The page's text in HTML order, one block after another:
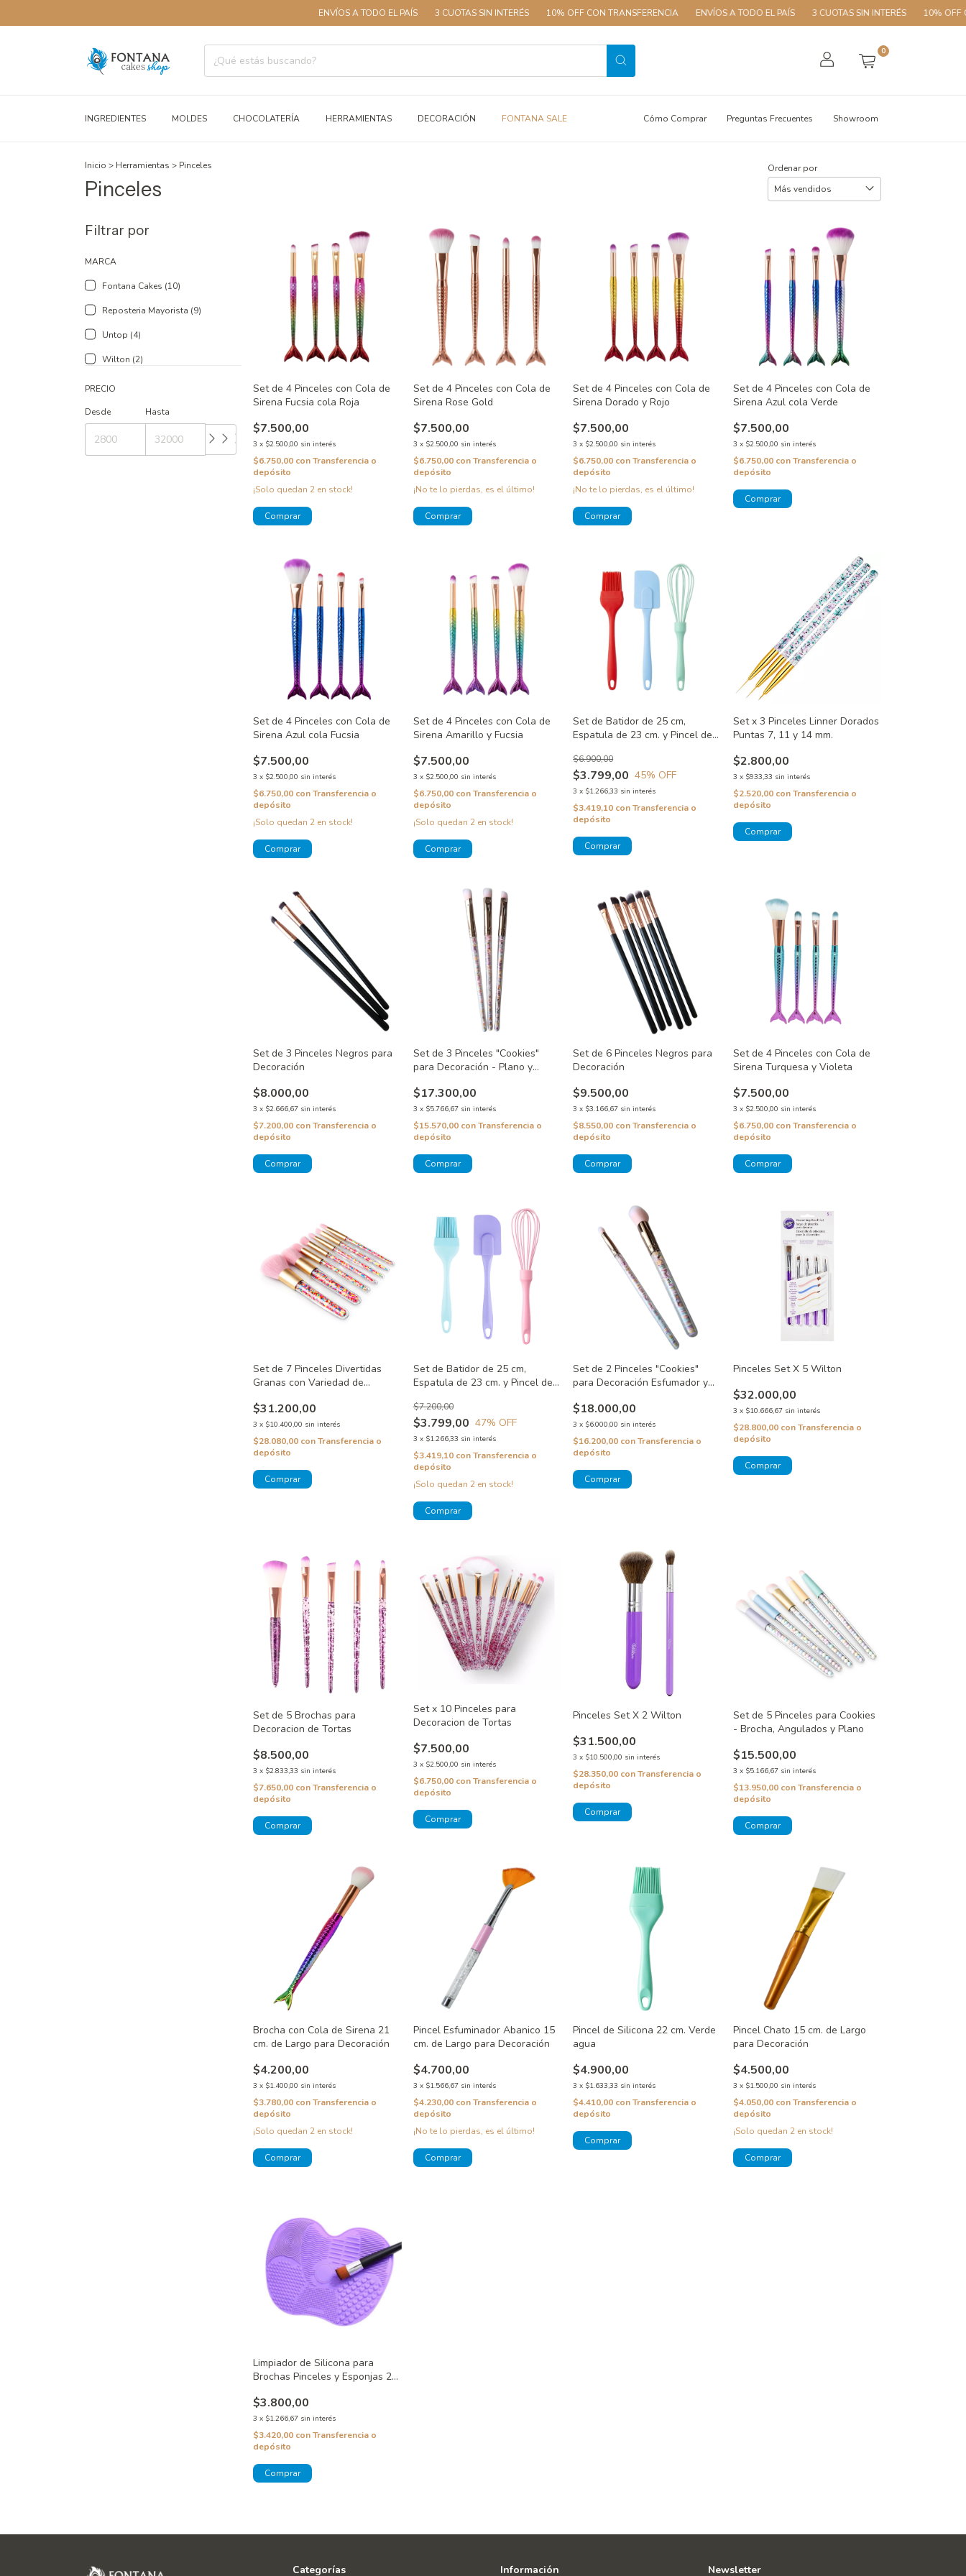
ENVÍOS A TODO EL PAÍS 3 CUOTAS SIN INTERÉS 10% OFF CON TRANSFERENCIA ENVÍOS A TODO EL PAÍS 3 CUOTAS SIN INTERÉS 10% OFF CON
0
INGREDIENTES MOLDES CHOCOLATERÍA HERRAMIENTAS DECORACIÓN FONTANA SALE Cómo Comprar Preguntas Frecuentes Showroom
Inicio > Herramientas > Pinceles
Pinceles
Ordenar por
Filtrar por
MARCA
Fontana Cakes (10)
Reposteria Mayorista (9)
Untop (4)
Wilton (2)
PRECIO
Desde
Hasta
Set de 4 Pinceles con Cola de
Sirena Fucsia cola Roja
$7.500,00
3 x $2.500,00 sin interés
$6.750,00 con Transferencia o
depósito
¡Solo quedan 2 en stock!
Set de 4 Pinceles con Cola de
Sirena Rose Gold
$7.500,00
3 x $2.500,00 sin interés
$6.750,00 con Transferencia o
depósito
¡No te lo pierdas, es el último!
Set de 4 Pinceles con Cola de
Sirena Dorado y Rojo
$7.500,00
3 x $2.500,00 sin interés
$6.750,00 conTransferencia o
depósito
¡No te lo pierdas, es el último!
Set de 4 Pinceles con Cola de
Sirena Azul cola Verde
$7.500,00
3 x $2.500,00 sin interés
$6.750,00 con Transferencia o
depósito
Set de 4 Pinceles con Cola de
Sirena Azul cola Fucsia
$7.500,00
3 x $2.500,00 sin interés
$6.750,00 con Transferencia o
depósito
¡Solo quedan 2 en stock!
Set de 4 Pinceles con Cola de
Sirena Amarillo y Fucsia
$7.500,00
3 x $2.500,00 sin interés
$6.750,00 con Transferencia o
depósito
¡Solo quedan 2en stock!
Set de Batidor de 25 cm,
Espatula de 23 cm. y Pincel de
Verde
$3.799,00
$6.900,00
45% OFF
3 x $1.266,33 sin interés
$3.419,10 conTransferencia o
depósito
Set x 3 Pinceles Linner Dorados
Puntas 7, 11 y 14 mm.
$2.800,00
3 x $933,33 sin interés
$2.520,00 con Transferencia o
depósito
Set de 3 Pinceles Negros para
Decoración
$8.000,00
3 x $2.666,67 sin interés
$7.200,00 con Transferencia o
depósito
Set de 3 Pinceles "Cookies"
para Decoración - Plano y
$17.300,00
3 x $5.766,67 sin interés
$15.570,00 con Transferencia o
depósito
Set de 6 Pinceles Negros para
Decoración
$9.500,00
3 x $3.166,67 sin interés
$8.550,00 conTransferencia o
depósito
Set de 4 Pinceles con Cola de
Sirena Turquesa y Violeta
$7.500,00
3 x $2.500,00 sin interés
$6.750,00 con Transferencia o
depósito
Set de 7 Pinceles Divertidas
Granas con Variedad de
$31.200,00
3 x $10.400,00 sin interés
$28.080,00 con Transferencia o
depósito
Set de Batidor de 25 cm,
Espatula de 23 cm. y Pincel de
Celeste
$3.799,00
$7.200,00
47% OFF
3 x $1.266,33 sin interés
$3.419,10 con Transferencia o
depósito
¡Solo quedan 2en stock!
Set de 2 Pinceles "Cookies"
para Decoración Esfumador y
$18.000,00
3 x $6.000,00 sin interés
$16.200,00 conTransferencia o
depósito
Pinceles Set X 5 Wilton
$32.000,00
3 x $10.666,67 sin interés
$28.800,00 con Transferencia o
depósito
Set de 5 Brochas para
Decoracion de Tortas
$8.500,00
3 x $2.833,33 sin interés
$7.650,00 con Transferencia o
depósito
Set x 10 Pinceles para
Decoracion de Tortas
$7.500,00
3 x $2.500,00 sin interés
$6.750,00 con Transferencia o
depósito
Pinceles Set X 2 Wilton
$31.500,00
3 x $10.500,00 sin interés
$28.350,00 conTransferencia o
depósito
Set de 5 Pinceles para Cookies
- Brocha, Angulados y Plano
$15.500,00
3 x $5.166,67 sin interés
$13.950,00 con Transferencia o
depósito
Brocha con Cola de Sirena 21
cm. de Largo para Decoración
$4.200,00
3 x $1.400,00 sin interés
$3.780,00 con Transferencia o
depósito
¡Solo quedan 2 en stock!
Pincel Esfuminador Abanico 15
cm. de Largo para Decoración
$4.700,00
3 x $1.566,67 sin interés
$4.230,00 con Transferencia o
depósito
¡No te lo pierdas, es el último!
Pincel de Silicona 22 cm. Verde
agua
$4.900,00
3 x $1.633,33 sin interés
$4.410,00 conTransferencia o
depósito
Pincel Chato 15 cm. de Largo
para Decoración
$4.500,00
3 x $1.500,00 sin interés
$4.050,00 con Transferencia o
depósito
¡Solo quedan 2en stock!
Limpiador de Silicona para
Brochas Pinceles y Esponjas 2
$3.800,00
3 x $1.266,67 sin interés
$3.420,00 con Transferencia o
depósito
Categorías Información Newsletter